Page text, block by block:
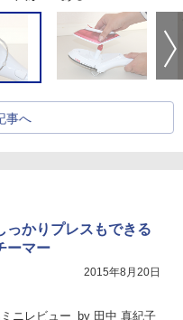
事へ
っかりプレスもできる
ーマー
2015年8月20日
ニレビュー by 田中 真紀子